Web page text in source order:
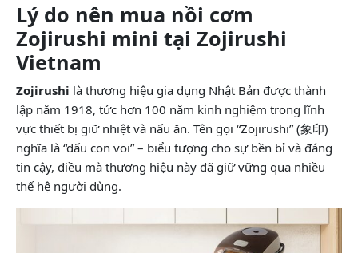
Lý do nên mua nồi cơm
Zojirushi mini tại Zojirushi
Vietnam
Zojirushi là thương hiệu gia dụng Nhật Bản được thành
lập năm 1918, tức hơn 100 năm kinh nghiệm trong lĩnh
vực thiết bị giữ nhiệt và nấu ăn. Tên gọi “Zojirushi” (象印)
nghĩa là “dấu con voi” – biểu tượng cho sự bền bỉ và đáng
tin cậy, điều mà thương hiệu này đã giữ vững qua nhiều
thế hệ người dùng.